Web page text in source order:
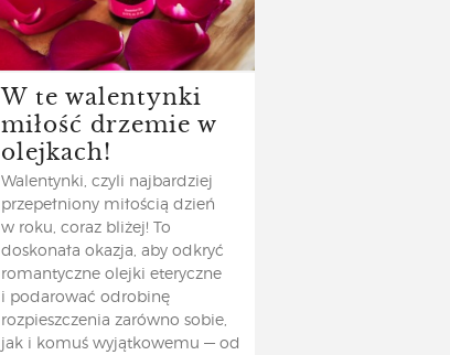
W te walentynki
miłość drzemie w
olejkach!
Walentynki, czyli najbardziej
przepełniony miłością dzień
w roku, coraz bliżej! To
doskonała okazja, aby odkryć
romantyczne olejki eteryczne
i podarować odrobinę
rozpieszczenia zarówno sobie,
jak i komuś wyjątkowemu — od